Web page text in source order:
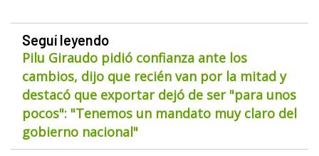
Seguí leyendo
Pilu Giraudo pidió confianza ante los
cambios, dijo que recién van por la mitad y
destacó que exportar dejó de ser "para unos
pocos": "Tenemos un mandato muy claro del
gobierno nacional"